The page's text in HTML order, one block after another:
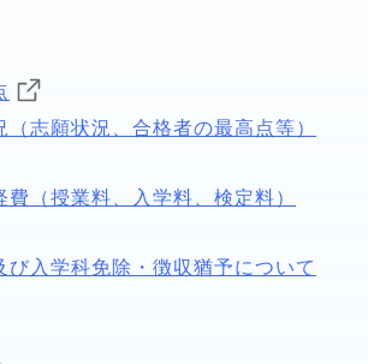
（志願状況、合格者の最高点等）
費（授業料、入学料、検定料）
び入学科免除・徴収猶予について